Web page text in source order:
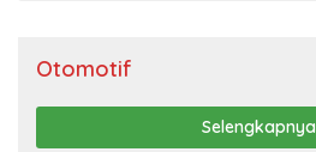
Otomotif
Selengkapnya